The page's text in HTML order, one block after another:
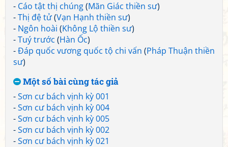
- Cáo tật thị chúng(Mãn Giác thiền sư)
-Thị đệ tử(Vạn Hạnh thiền sư)
- Ngôn hoài (Không Lộ thiền sư)
-Tuý trước (Hàn Ốc)
-Đáp quốc vương quốc tộ chi vấn (Pháp Thuận thiền
sư)
Một số bài cùng tác giả
-Sơn cư bách vịnh kỳ 001
-Sơn cư bách vịnh kỳ 004
-Sơn cư bách vịnh kỳ 005
-Sơn cư bách vịnh kỳ 002
-Sơn cư bách vịnh kỳ 021